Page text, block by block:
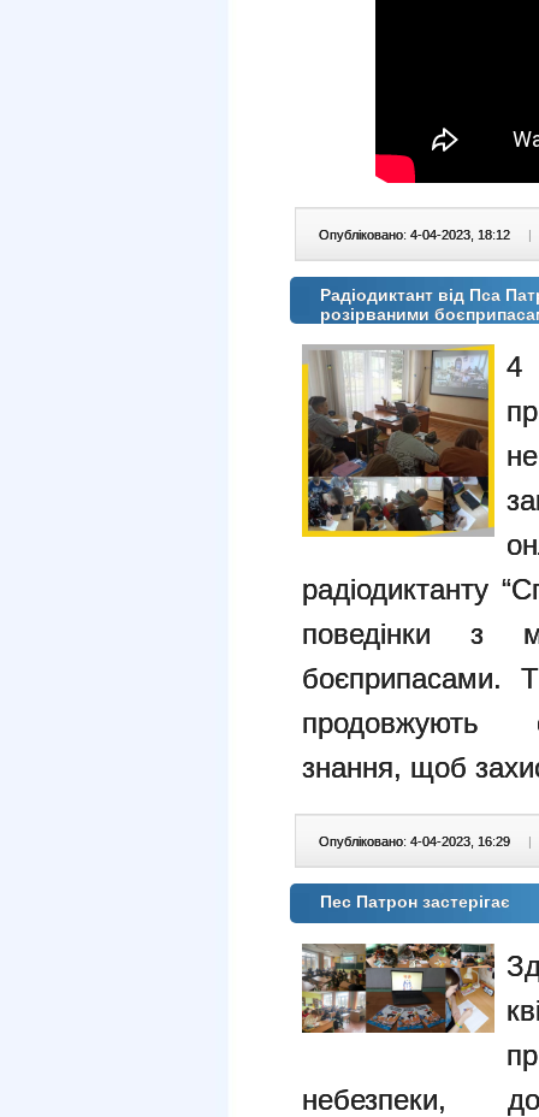
Опубліковано: 4-04-2023, 18:12 |
Радіодиктант від Пса
розірваними
4
радіодиктанту
поведінки з
боєприпасами.
продовжують
знання, щоб
Опубліковано: 4-04-2023, 16:29 |
Пес Патрон застерігає
небезпеки,